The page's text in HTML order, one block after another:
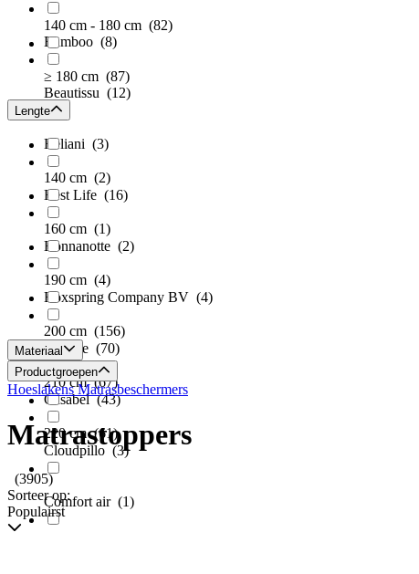
Bamboo (8)
Beautissu (12)
Beliani (3)
Best Life (16)
Bonnanotte (2)
Boxspring Company BV (4)
Caresse (70)
Casabel(43)
Cloudpillo (3)
Comfort air (1)
140 cm - 180 cm (82)
≥ 180 cm (87)
Lengte
140 cm (2)
160 cm (1)
190 cm (4)
200 cm (156)
210 cm(67)
220 cm(61)
Materiaal
Productgroepen
HoeslakensMatrasbeschermers
Matrastoppers
(3905)
Sorteer op:
Populairst